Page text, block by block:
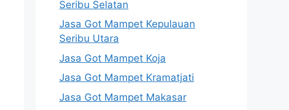
Seribu Selatan
Jasa Got Mampet Kepulauan
Seribu Utara
Jasa Got Mampet Koja
Jasa Got Mampet Kramatjati
Jasa Got Mampet Makasar